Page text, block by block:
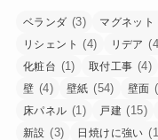
ベランダ (3) マグネット
リシェント (4) リデア
化粧台 (1) 取付工事 (4)
壁 (4) 壁紙 (54) 壁面
床パネル (1) 戸建 (15)
新設 (3) 日焼けに強い